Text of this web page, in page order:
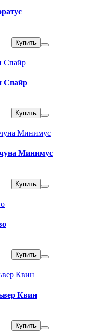
Купить
Спайр
Купить
Минимус
Купить
Купить
Квин
Купить